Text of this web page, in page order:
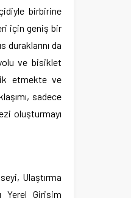
birbirine
için geniş bir
da
ve bisiklet
etmekte ve
sadece
oluşturmayı
Ulaştırma
Yerel Girişim